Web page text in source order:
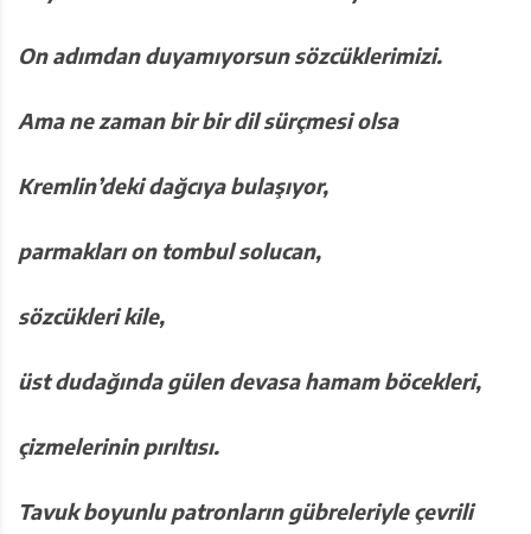
On adımdan duyamıyorsun sözcüklerimizi.
Ama ne zaman bir bir dil sürçmesi olsa
Kremlin’deki dağcıya bulaşıyor,
parmakları on tombul solucan,
sözcükleri kile,
üst dudağında gülen devasa hamam böcekleri,
çizmelerinin pırıltısı.
Tavuk boyunlu patronların gübreleriyle çevrili